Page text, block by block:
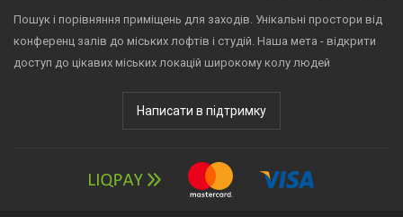
Пошук і порівняння приміщень для заходів. Унікальні простори від
конференц залів до міських лофтів і студій. Наша мета - відкрити
доступ до цікавих міських локацій широкому колу людей
Написати в підтримку